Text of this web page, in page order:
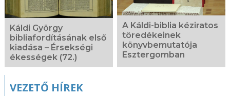
Káldi György
bibliafordításának első
kiadása – Érsekségi
ékességek (72.)
A Káldi-biblia kéziratos
töredékeinek
könyvbemutatója
Esztergomban
VEZETŐ HÍREK